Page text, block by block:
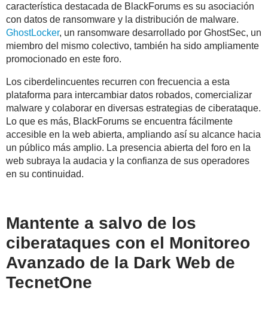
característica destacada de BlackForums es su asociación
con datos de ransomware y la distribución de malware.
GhostLocker, un ransomware desarrollado por GhostSec, un
miembro del mismo colectivo, también ha sido ampliamente
promocionado en este foro.
Los ciberdelincuentes recurren con frecuencia a esta
plataforma para intercambiar datos robados, comercializar
malware y colaborar en diversas estrategias de ciberataque.
Lo que es más, BlackForums se encuentra fácilmente
accesible en la web abierta, ampliando así su alcance hacia
un público más amplio. La presencia abierta del foro en la
web subraya la audacia y la confianza de sus operadores
en su continuidad.
Mantente a salvo de los
ciberataques con el Monitoreo
Avanzado de la Dark Web de
TecnetOne